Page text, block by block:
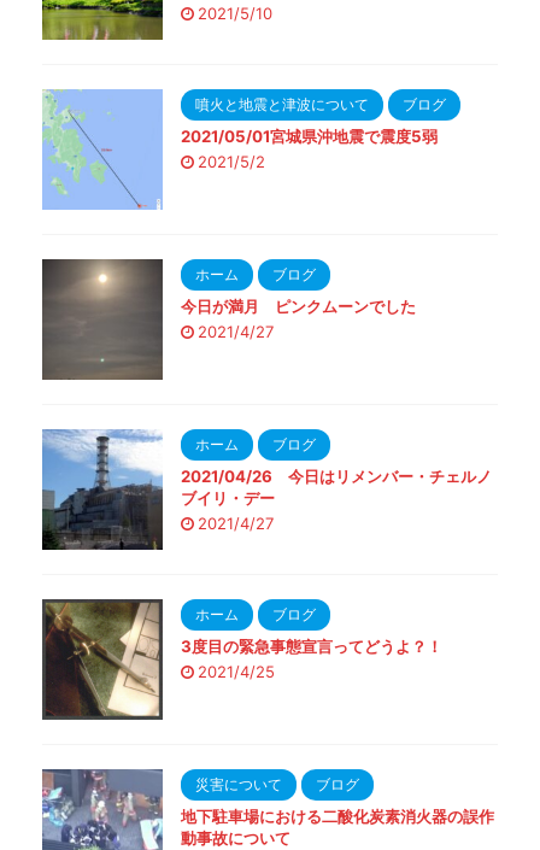
2021/5/10
噴火と地震と津波について ブログ
2021/05/01宮城県沖地震で震度5弱
2021/5/2
ホーム ブログ
今日が満月 ピンクムーンでした
2021/4/27
ホーム ブログ
2021/04/26 今日はリメンバー・チェルノ
ブイリ・デー
2021/4/27
ホーム ブログ
3度目の緊急事態宣言ってどうよ？！
2021/4/25
災害について ブログ
地下駐車場における二酸化炭素消火器の誤作
動事故について